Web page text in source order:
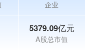
企业
5379.09亿元
A股总市值